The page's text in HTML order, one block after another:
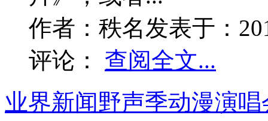
作者： 秩名发表于：
评论：
查阅全文...
业界新闻野声季动漫演